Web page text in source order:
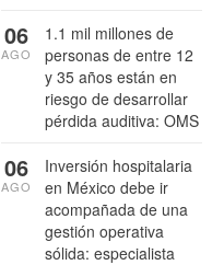
1.1 mil millones de
personas de entre 12
y 35 años están en
riesgo de desarrollar
pérdida auditiva: OMS
06
AGO
Inversión hospitalaria
en México debe ir
acompañada de una
gestión operativa
sólida: especialista
06
AGO